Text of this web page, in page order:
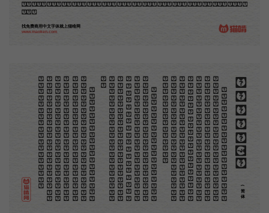
还有开出一条新的路径来的希望。那时作者各将自己的本领和心得，贡献出来，中国的木刻界就会发生
光焰。
找免费商用中文字体就上猫啃网
www.maoken.com
木刻创作法·序
地
不
问
东
西
，
凡
木
刻
的
图
版
，
向
来
是
画
管
画，
刻
管
刻
，
印
管
印
的
。
中
国
用
得
最
早
，
而
照
例也
久
经
衰
退
；
清
光
绪
中
，
英
人
傅
兰
雅
氏
编
印
《格
致
汇
编
》
，
插
图
就
已
非
中
国
刻
工
所
能
刻
，
精细
的
必
需
由
英
国
运
了
图
版
来
。
那
就
是
所
谓
「木
口
木
刻
」
，
也
即
「
复
制
木
刻
」
，
和
用
在
编
给印
度
人
读
的
英
文
书
，
后
来
也
就
移
给
中
国
人
读
的英
文
书
上
的
插
画
，
是
同
类
的
。
那
时
我
还
是
一
个
儿
童
，
见
了
这
些
图
，
便
震
惊于
它
的
精
工
活
泼
，
当
作
宝
贝
看
。
到
近
几
年
，
才知
道
西
洋
还
有
一
种
由
画
家
一
手
造
成
的
版
画
，
也就
是
原
画
，
倘
用
木
版
，
便
叫
作
「
创
作
木
刻」
，
是
艺
术
家
直
接
的
创
作
品
，
毫
不
假
手
于
刻
者和
印
者
的
。
现
在
我
们
所
要
绍
介
的
，
便
是
这
一
种
。
但
是
至
今
没
有
一
本
讲
说
木
刻
的
书
，
这
才
是
第一
本
。
虽
然
稍
简
略
，
却
已
经
给
了
读
者
一
个
大
意。
由
此
发
展
下
去
，
路
是
广
大
得
很
。
题
材
会
丰
富起
来
的
，
技
艺
也
会
精
炼
起
来
的
，
采
取
新
法
，
加以
中
国
旧
日
之
所
长
，
还
有
开
出
一
条
新
的
路
径
来的
希
望
。
那
时
作
者
各
将
自
己
的
本
领
和
心
得
，
贡献
出
来
，
中
国
的
木
刻
界
就
会
发
生
光
焰
。
(简体)